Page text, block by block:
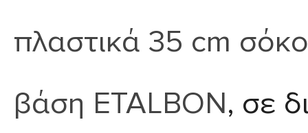
πλαστικά 35 cm
βάση ETALBON, σε